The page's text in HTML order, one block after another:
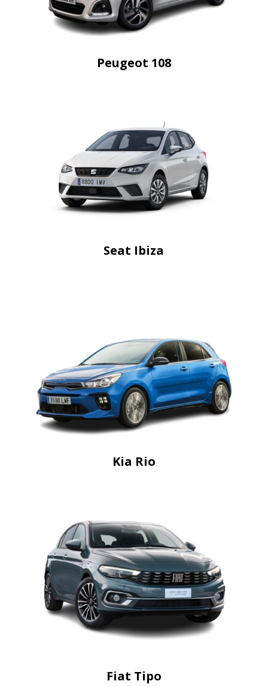
Peugeot 108
Seat Ibiza
Kia Rio
Fiat Tipo